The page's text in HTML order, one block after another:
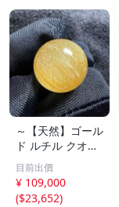
～【天然】ゴール
ド ルチル クオー
ツ 丸玉 18.2mm
8.5g
目前出價
¥ 109,000
($23,652)